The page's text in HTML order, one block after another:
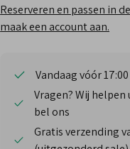
Reserveren en passen in
maak een account aan.
Vandaag vóór
Vragen? Wij
bel ons
Gratis verzending